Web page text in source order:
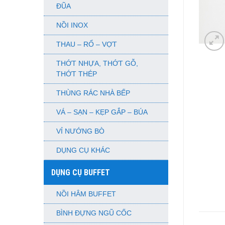
ĐŨA
NỒI INOX
THAU – RỔ – VỢT
THỚT NHỰA, THỚT GỖ,
THỚT THÉP
THÙNG RÁC NHÀ BẾP
VÁ – SẠN – KẸP GẮP – BÚA
VỈ NƯỚNG BÒ
DỤNG CỤ KHÁC
DỤNG CỤ BUFFET
NỒI HÂM BUFFET
BÌNH ĐỰNG NGŨ CỐC